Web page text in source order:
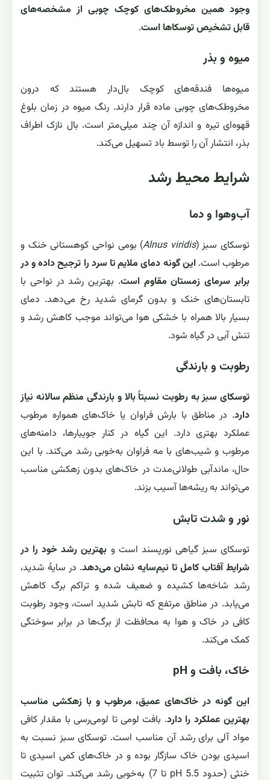
وجود همین مخروطک‌های کوچک چوبی از مشخصه‌های
قابل تشخیص توسکاها است.
میوه و بذر
میوه‌ها فندقه‌های کوچک بال‌دار هستند که درون
مخروطک‌های چوبی ماده قرار دارند. رنگ میوه در زمان بلوغ
قهوه‌ای تیره و اندازه آن چند میلی‌متر است. بال نازک اطراف
بذر، انتشار آن را توسط باد تسهیل می‌کند.
شرایط محیط رشد
آب‌وهوا و دما
توسکای سبز (Alnus viridis) بومی نواحی کوهستانی خنک و
مرطوب است. این گونه دمای ملایم تا سرد را ترجیح داده و در
برابر سرمای زمستان مقاوم است. بهترین رشد در نواحی با
تابستان‌های خنک و بدون گرمای شدید رخ می‌دهد. دمای
بسیار بالا همراه با خشکی هوا می‌تواند موجب کاهش رشد و
تنش آبی در گیاه شود.
رطوبت و بارندگی
توسکای سبز به رطوبت نسبتاً بالا و بارندگی منظم سالانه نیاز
دارد. در مناطق با بارش فراوان یا خاک‌های همواره مرطوب
عملکرد بهتری دارد. این گیاه در کنار جویبارها، دامنه‌های
مرطوب و شیب‌های با مه فراوان به‌خوبی رشد می‌کند. با این
حال، ماندآبی طولانی‌مدت در خاک‌های بدون زهکشی مناسب
می‌تواند به ریشه‌ها آسیب بزند.
نور و شدت تابش
توسکای سبز گیاهی نورپسند است و بهترین رشد خود را در
شرایط آفتاب کامل تا نیم‌سایه نشان می‌دهد. در سایهٔ شدید،
رشد شاخه‌ها کشیده و ضعیف شده و تراکم برگ کاهش
می‌یابد. در مناطق مرتفع که تابش شدید است، وجود رطوبت
کافی در خاک و هوا به محافظت از برگ‌ها در برابر سوختگی
کمک می‌کند.
خاک، بافت و pH
این گونه در خاک‌های عمیق، مرطوب و با زهکشی مناسب
بهترین عملکرد را دارد. بافت لومی تا لومی‌رسی با مقدار کافی
مواد آلی برای رشد آن مناسب است. توسکای سبز نسبت به
اسیدی بودن خاک سازگار بوده و در خاک‌های کمی اسیدی تا
خنثی (حدود pH 5.5 تا 7) به‌خوبی رشد می‌کند. توان تثبیت